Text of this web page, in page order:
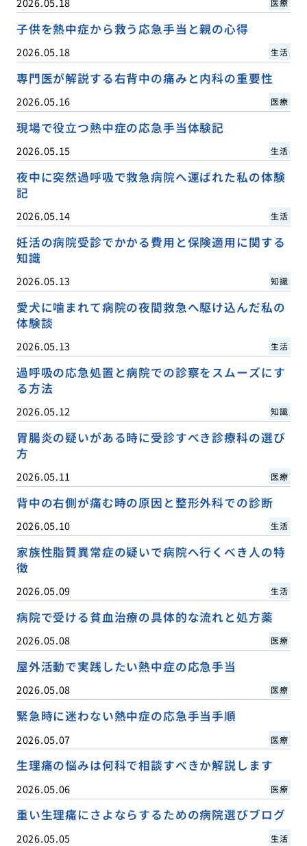
子供を熱中症から救う応急手当と親の心得
2026.05.18 生活
専門医が解説する右背中の痛みと内科の重要性
2026.05.16 医療
現場で役立つ熱中症の応急手当体験記
2026.05.15 生活
夜中に突然過呼吸で救急病院へ運ばれた私の体験
記
2026.05.14 生活
妊活の病院受診でかかる費用と保険適用に関する
知識
2026.05.13 知識
愛犬に噛まれて病院の夜間救急へ駆け込んだ私の
体験談
2026.05.13 生活
過呼吸の応急処置と病院での診察をスムーズにす
る方法
2026.05.12 知識
胃腸炎の疑いがある時に受診すべき診療科の選び
方
2026.05.11 医療
背中の右側が痛む時の原因と整形外科での診断
2026.05.10 生活
家族性脂質異常症の疑いで病院へ行くべき人の特
徴
2026.05.09 生活
病院で受ける貧血治療の具体的な流れと処方薬
2026.05.08 医療
屋外活動で実践したい熱中症の応急手当
2026.05.08 医療
緊急時に迷わない熱中症の応急手当手順
2026.05.07 医療
生理痛の悩みは何科で相談すべきか解説します
2026.05.06 医療
重い生理痛にさよならするための病院選びブログ
2026.05.05 生活